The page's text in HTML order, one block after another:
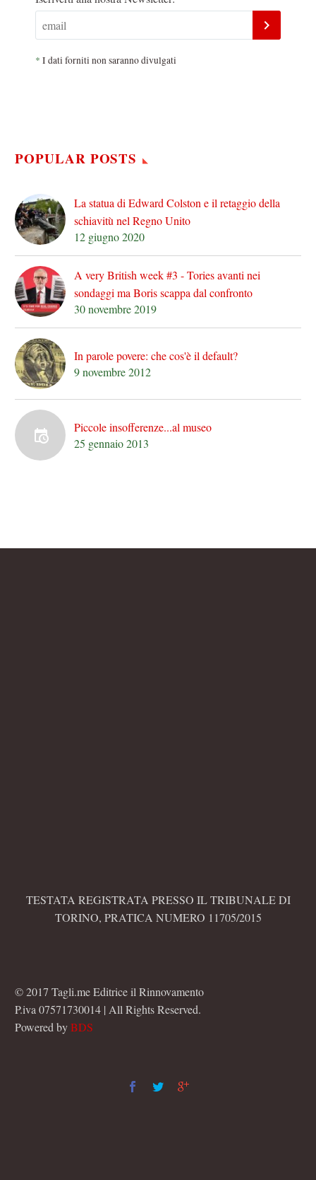
* I dati forniti non saranno divulgati
POPULAR POSTS
La statua di Edward Colston e il retaggio della
schiavitù nel Regno Unito
12 giugno 2020
A very British week #3 - Tories avanti nei
sondaggi ma Boris scappa dal confronto
30 novembre 2019
In parole povere: che cos'è il default?
9 novembre 2012
Piccole insofferenze...al museo
25 gennaio 2013
TESTATA REGISTRATA PRESSO IL TRIBUNALE DI
TORINO, PRATICA NUMERO 11705/2015
© 2017 Tagli.me Editrice il Rinnovamento
P.iva 07571730014 | All Rights Reserved.
Powered byBDS